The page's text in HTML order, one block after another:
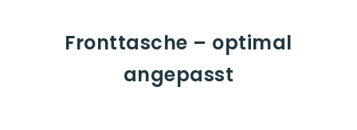
Fronttasche – optimal
angepasst